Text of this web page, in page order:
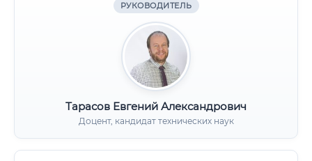
РУКОВОДИТЕЛЬ
Тарасов Евгений Александрович
Доцент, кандидат технических наук